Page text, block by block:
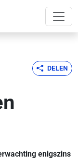
DELEN
enigszins